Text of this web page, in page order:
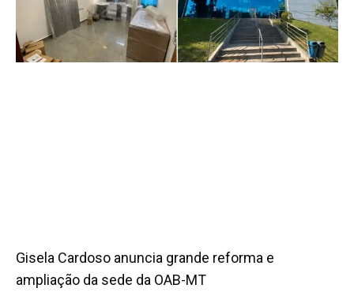
Gisela Cardoso anuncia grande reforma e
ampliação da sede da OAB-MT